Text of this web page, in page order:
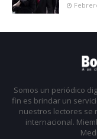
Somos un periódico
fin es brindar un
nuestros lectores se
internacional.